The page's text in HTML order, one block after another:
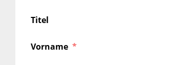
Titel
Vorname